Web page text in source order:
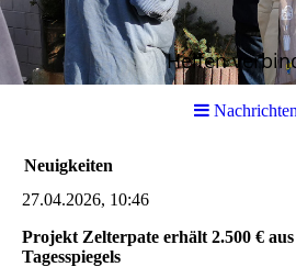
Helfen
Nachrichten
Neuigkeiten
27.04.2026, 10:46
Projekt Zelterpate erhält 2.500 €
Tagesspiegels